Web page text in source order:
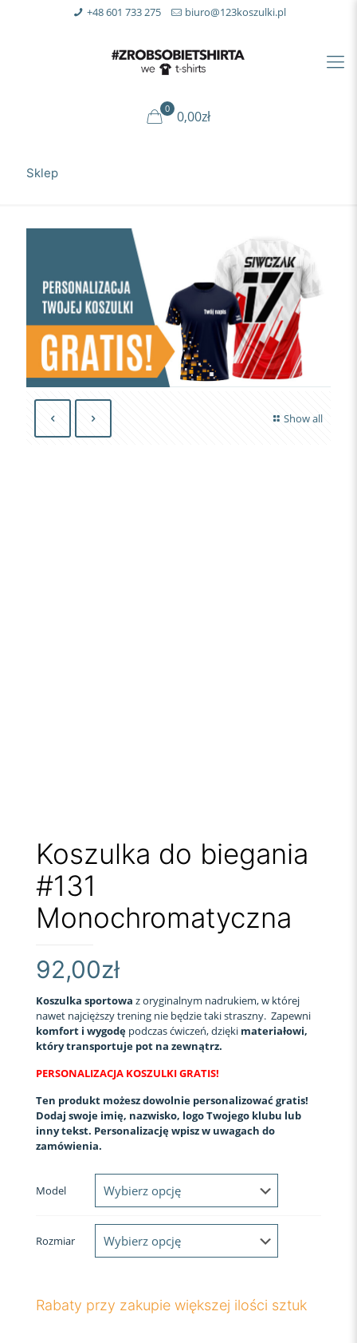
+48 601 733 275 biuro@123koszulki.pl
0 0,00zł
Sklep
Show all
Koszulka do biegania
#131
Monochromatyczna
92,00zł
Koszulka sportowa z oryginalnym nadrukiem, w której
nawet najcięższy trening nie będzie taki straszny. Zapewni
komfort i wygodę podczas ćwiczeń, dzięki materiałowi,
który transportuje pot na zewnątrz.
PERSONALIZACJA KOSZULKI GRATIS!
Ten produkt możesz dowolnie personalizować gratis!
Dodaj swoje imię, nazwisko, logo Twojego klubu lub
inny tekst. Personalizację wpisz w uwagach do
zamówienia.
Model
Rozmiar
Rabaty przy zakupie większej ilości sztuk